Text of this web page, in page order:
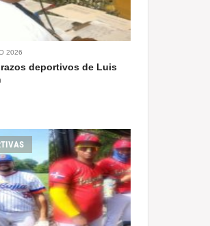
2026
deportivos de Luis